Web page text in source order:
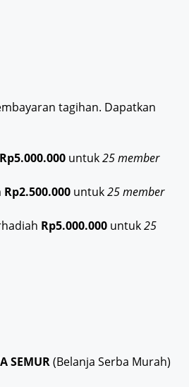
tagihan. Dapatkan
Rp5.000.000 untuk25 member
Rp2.500.000 untuk25 member
Rp5.000.000 untuk25
SEMUR(Belanja Serba Murah)